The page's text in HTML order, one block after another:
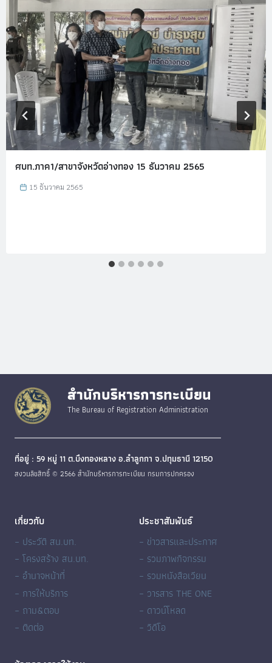
ศบท.ภาค1/สาขาจังหวัดอ่างทอง 15 ธันวาคม 2565
15 ธันวาคม 2565
สำนักบริหารการทะเบียน
The Bureau of Registration Administration
ที่อยู่ : 59 หมู่ 11 ต.บึงทองหลาง อ.ลำลูกกา จ.ปทุมธานี 12150
สงวนลิขสิทธิ์ © 2566 สำนักบริหารการทะเบียน กรมการปกครอง
เกี่ยวกับ
– ประวัติ สน.บท.
– โครงสร้าง สน.บท.
– อำนาจหน้าที่
– การให้บริการ
– ถาม&ตอบ
– ติดต่อ
ประชาสัมพันธ์
– ข่าวสารและประกาศ
– รวมภาพกิจกรรม
– รวมหนังสือเวียน
– วารสาร THE ONE
– ดาวน์โหลด
– วิดีโอ